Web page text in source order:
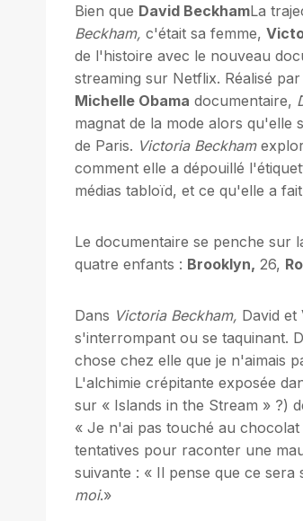
Bien que David BeckhamLa
Beckham, c'était sa femme,
de l'histoire avec le nouveau
streaming sur Netflix. Réalisé par
Michelle Obama documentaire,
magnat de la mode alors qu'elle
de Paris. Victoria Beckham
comment elle a dépouillé
médias tabloïd, et ce qu'elle a
Le documentaire se penche sur
quatre enfants : Brooklyn, 26,
Dans Victoria Beckham, David
s'interrompant ou se taquinant.
chose chez elle que je n'aimais
L'alchimie crépitante exposée
sur « Islands in the Stream » ?)
« Je n'ai pas touché au chocolat
tentatives pour raconter une
suivante : « Il pense que ce sera
moi.»